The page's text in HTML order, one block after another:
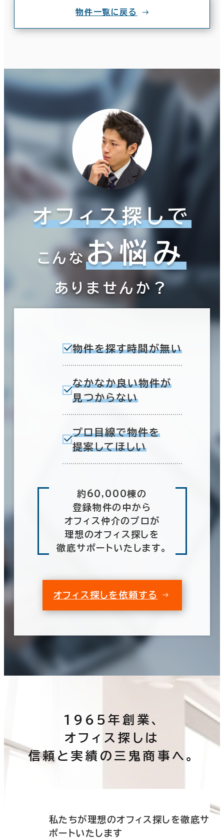
物件一覧に戻る
オフィス探しで
こんなお悩み
ありませんか？
物件を探す時間が無い
なかなか良い物件が
見つからない
プロ目線で物件を
提案してほしい
約60,000棟の
登録物件の中から
オフィス仲介のプロが
理想のオフィス探しを
徹底サポートいたします。
オフィス探しを依頼する
1965年創業、
オフィス探しは
信頼と実績の三鬼商事へ。
私たちが理想のオフィス探しを徹底サ
ポートいたします